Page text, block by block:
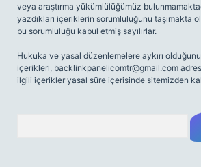
veya araştırma yükümlülüğümüz
yazdıkları içeriklerin sorumluluğunu taşımakta
bu sorumluluğu kabul etmiş sayılırlar.
Hukuka ve yasal düzenlemelere aykırı
içerikleri, backlinkpanelicomtr@gmail.com
ilgili içerikler yasal süre içerisinde sitemizden